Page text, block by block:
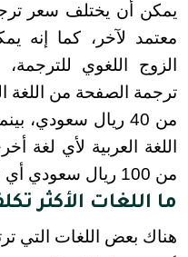
من 100 ريال سعودي أي نحو 27 دولار أمريكي.
ما اللغات الأكثر
هناك بعض اللغات التي